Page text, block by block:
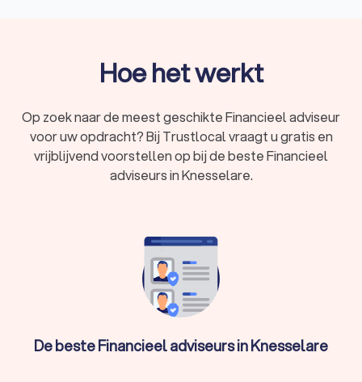
Krijg financieel advies over de juiste mix van sparen en
binnen de jaarlijkse vrijstelling? Of wilt u schenken op
papier?
In Knesselare hebben wij 213 goede financieel adviseurs
gevonden. De specialisten in Knesselare hebben een
prijsopgaven aan te vragen bij verschillende financieel
adviseurs. Zo kunt u eenvoudig de financieel adviseurs
vergelijken en de adviseur kiezen die bij u past.
Hoe het werkt
Op zoek naar de meest geschikte Financieel adviseur
voor uw opdracht? Bij Trustlocal vraagt u gratis en
vrijblijvend voorstellen op bij de beste Financieel
adviseurs in Knesselare.
De beste Financieel adviseurs in Knesselare